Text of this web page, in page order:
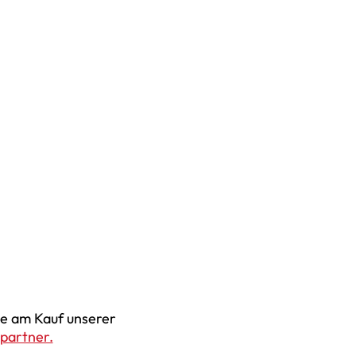
am Kauf unserer